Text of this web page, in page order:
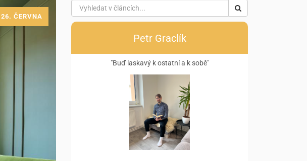
26. ČERVNA
Petr Graclík
"Buď laskavý k ostatní a k sobě"